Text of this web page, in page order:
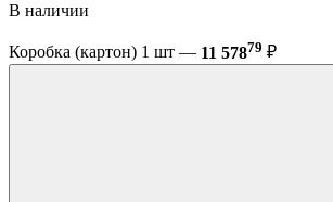
В наличии
Коробка (картон) 1 шт — 11 57879 ₽